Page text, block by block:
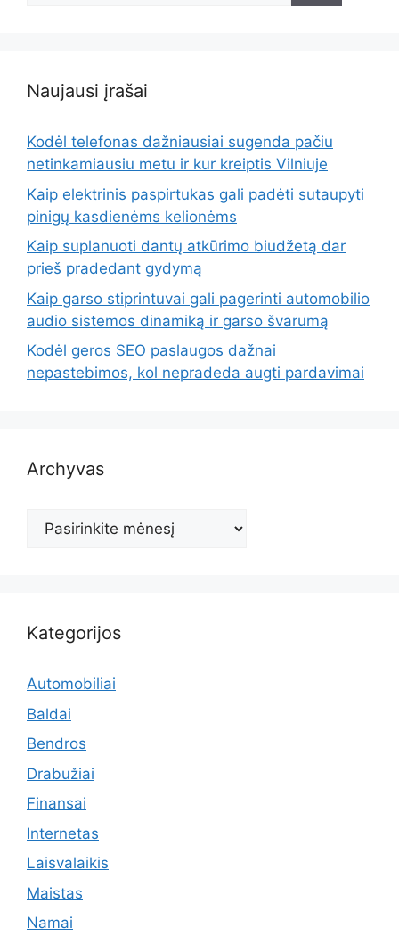
Naujausi įrašai
Kodėl telefonas dažniausiai sugenda pačiu
netinkamiausiu metu ir kur kreiptis Vilniuje
Kaip elektrinis paspirtukas gali padėti sutaupyti
pinigų kasdienėms kelionėms
Kaip suplanuoti dantų atkūrimo biudžetą dar
prieš pradedant gydymą
Kaip garso stiprintuvai gali pagerinti automobilio
audio sistemos dinamiką ir garso švarumą
Kodėl geros SEO paslaugos dažnai
nepastebimos, kol nepradeda augti pardavimai
Archyvas
Archyvas
Kategorijos
Automobiliai
Baldai
Bendros
Drabužiai
Finansai
Internetas
Laisvalaikis
Maistas
Namai